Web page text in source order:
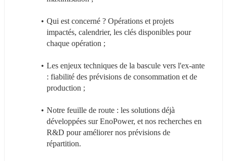
Qui est concerné ? Opérations et projets
impactés, calendrier, les clés disponibles pour
chaque opération ;
Les enjeux techniques de la bascule vers l'ex-ante
: fiabilité des prévisions de consommation et de
production ;
Notre feuille de route : les solutions déjà
développées sur EnoPower, et nos recherches en
R&D pour améliorer nos prévisions de
répartition.